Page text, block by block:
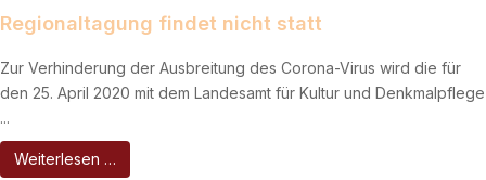
Regionaltagung findet nicht statt
Zur Verhinderung der Ausbreitung des Corona-Virus wird die für
den 25. April 2020 mit dem Landesamt für Kultur und Denkmalpflege
...
Weiterlesen …